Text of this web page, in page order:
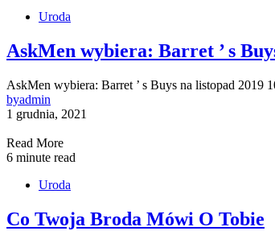
Uroda
AskMen wybiera: Barret ’ s
AskMen wybiera: Barret ’ s Buys na listopad 2019
byadmin
1 grudnia, 2021
Read More
6 minute read
Uroda
Co Twoja Broda Mówi O Tobie